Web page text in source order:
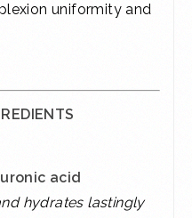
uniformity and
acid
hydrates lastingly